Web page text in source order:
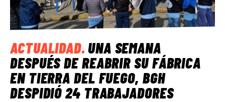
ACTUALIDAD.UNA SEMANA
DESPUÉS DE REABRIR SU FÁBRICA
EN TIERRA DEL FUEGO, BGH
DESPIDIÓ 24 TRABAJADORES